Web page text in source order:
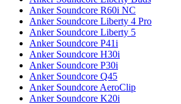
Anker Soundcore R60i NC
Anker Soundcore Liberty 4 Pro
Anker Soundcore Liberty 5
Anker Soundcore P41i
Anker Soundcore H30i
Anker Soundcore P30i
Anker Soundcore Q45
Anker Soundcore AeroClip
Anker Soundcore K20i